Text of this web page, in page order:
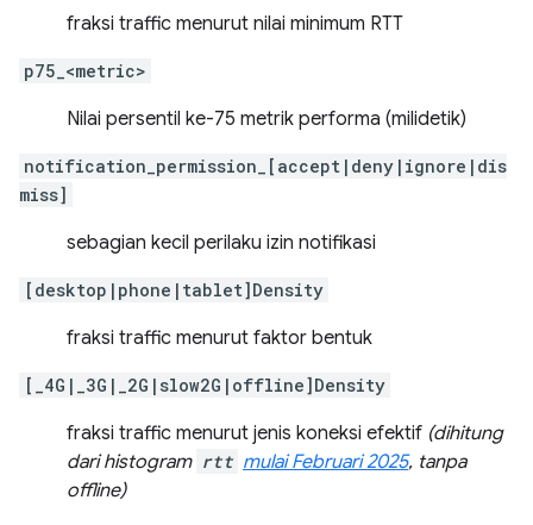
fraksi traffic menurut nilai minimum RTT
p75_<metric>
Nilai persentil ke-75 metrik performa (milidetik)
notification_permission_[accept|deny|ignore|dis
miss]
sebagian kecil perilaku izin notifikasi
[desktop|phone|tablet]Density
fraksi traffic menurut faktor bentuk
[_4G|_3G|_2G|slow2G|offline]Density
fraksi traffic menurut jenis koneksi efektif (dihitung
dari histogram rtt mulai Februari 2025, tanpa
offline)